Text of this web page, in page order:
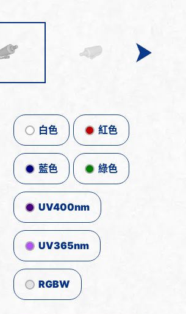
白色 紅色
藍色 綠色
UV400nm
UV365nm
RGBW